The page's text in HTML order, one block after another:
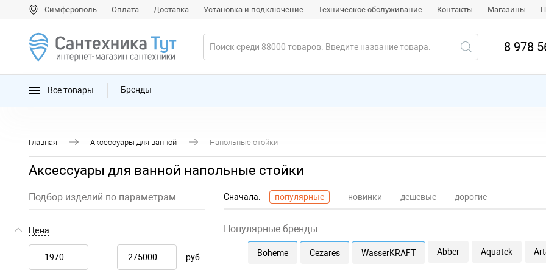
Симферополь Оплата Доставка Установка и подключение Техническое обслуживание Контакты Магазины
8 978
Все товары Бренды
Главная Аксессуары для ванной Напольные стойки
Аксессуары для ванной напольные стойки
Подбор изделий по параметрам
Цена
руб.
Сначала: популярные новинки дешевые дорогие
Популярные бренды
Boheme Cezares WasserKRAFT Abber Aquatek